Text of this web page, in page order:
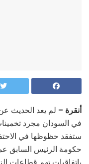
أنقرة – لم يعد الحديث عن
في السودان مجرد
ستفقد حظوظها في
حكومة الرئيس السابق